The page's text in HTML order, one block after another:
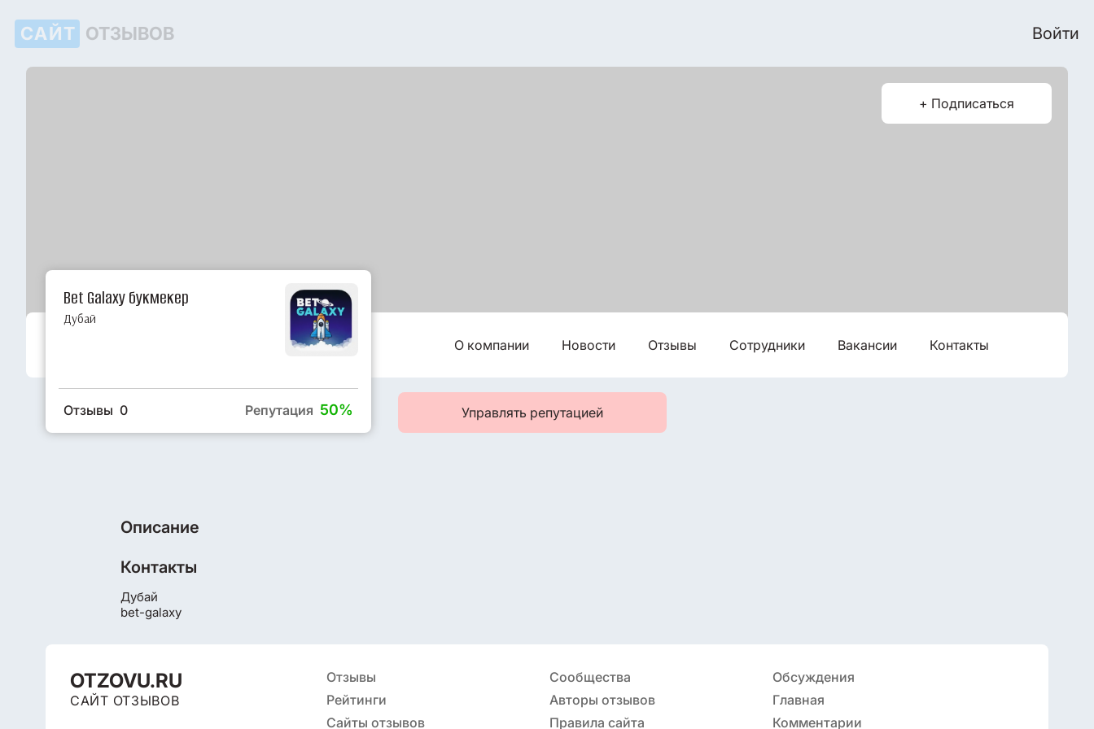
САЙТ ОТЗЫВОВ Войти
+ Подписаться
Bet Galaxy букмекер
Дубай
Репутация 50%
Отзывы 0
О компании Новости Отзывы Сотрудники Вакансии Контакты
Управлять репутацией
Описание
Контакты
Дубай
bet-galaxy
OTZOVU.RU
САЙТ ОТЗЫВОВ
Отзывы Сообщества
Обсуждения
Рейтинги
Авторы отзывов
Главная
Сайты отзывов
Правила сайта Комментарии